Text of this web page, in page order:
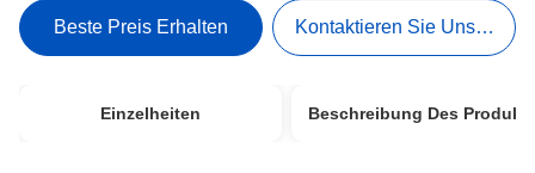
Beste Preis Erhalten Kontaktieren Sie Uns Jetzt
Einzelheiten Beschreibung Des